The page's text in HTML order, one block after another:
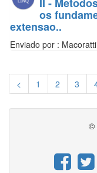
os
extensao..
Enviado por :
< 1 2 3
©